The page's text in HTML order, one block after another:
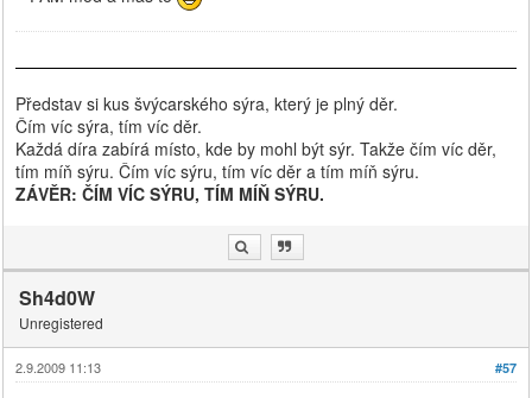
Představ si kus švýcarského sýra, který je plný děr.
Čím víc sýra, tím víc děr.
Každá díra zabírá místo, kde by mohl být sýr. Takže čím víc děr,
tím míň sýru. Čím víc sýru, tím víc děr a tím míň sýru.
ZÁVĚR: ČÍM VÍC SÝRU, TÍM MÍŇ SÝRU.
Sh4d0W
Unregistered
#57
2.9.2009 11:13